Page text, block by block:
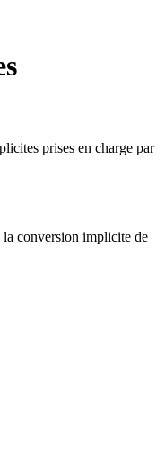
prises en charge par
conversion implicite de